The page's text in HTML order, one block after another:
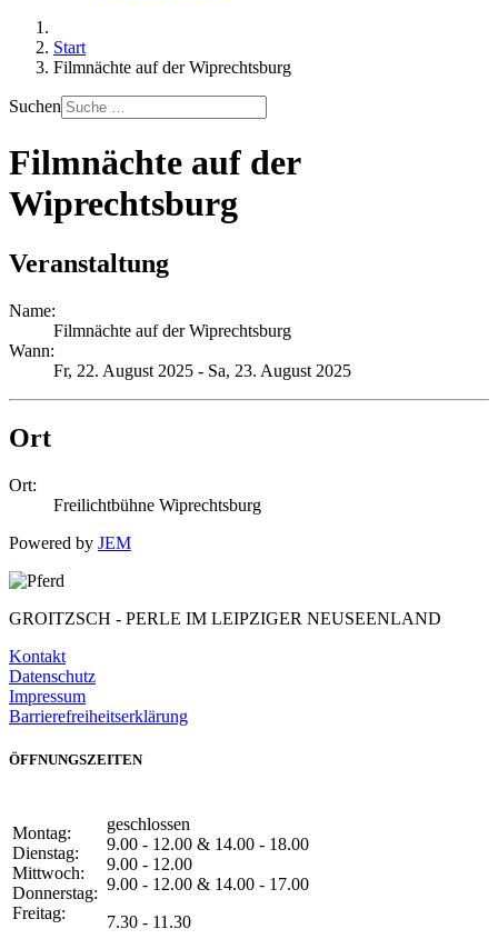
Start
Filmnächte auf der Wiprechtsburg
Suchen
Filmnächte auf der
Wiprechtsburg
Veranstaltung
Name:
Filmnächte auf der Wiprechtsburg
Wann:
Fr, 22. August 2025 - Sa, 23. August 2025
Ort
Ort:
Freilichtbühne Wiprechtsburg
Powered by JEM
GROITZSCH - PERLE IM LEIPZIGER NEUSEENLAND
Kontakt
Datenschutz
Impressum
Barrierefreiheitserklärung
ÖFFNUNGSZEITEN
Montag:
Dienstag:
Mittwoch:
Donnerstag:
Freitag:
geschlossen
9.00 - 12.00 & 14.00 - 18.00
9.00 - 12.00
9.00 - 12.00 & 14.00 - 17.00
7.30 - 11.30